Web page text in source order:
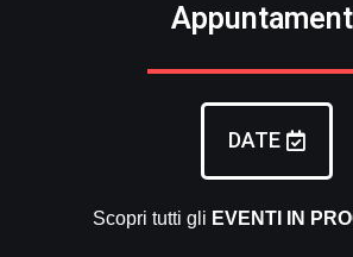
DATE
Scopri tutti gli EVENTI IN